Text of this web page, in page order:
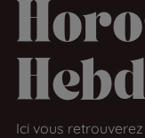
Ici vous